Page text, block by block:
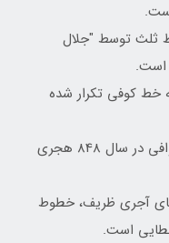
ثلث توسط "جلال
است.
خط کوفی تکرار شده
این بنا توسط غیاث الدین پیراحمد خوافی در سال 848 هجری
آجری ظریف، خطوط
است.